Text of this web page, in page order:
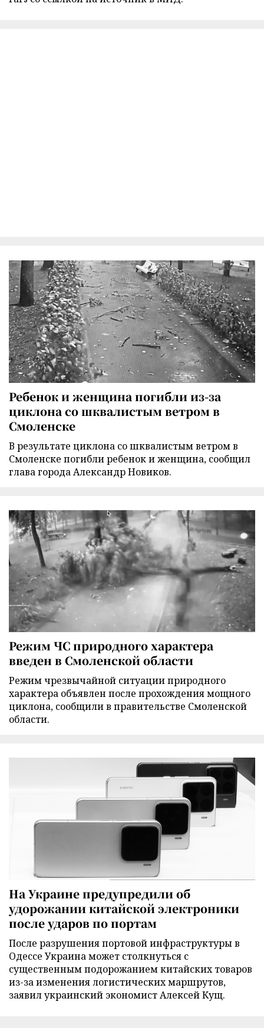
Ребенок и женщина погибли из-за
циклона со шквалистым ветром в
Смоленске
В результате циклона со шквалистым ветром в
Смоленске погибли ребенок и женщина, сообщил
глава города Александр Новиков.
Режим ЧС природного характера
введен в Смоленской области
Режим чрезвычайной ситуации природного
характера объявлен после прохождения мощного
циклона, сообщили в правительстве Смоленской
области.
На Украине предупредили об
удорожании китайской электроники
после ударов по портам
После разрушения портовой инфраструктуры в
Одессе Украина может столкнуться с
существенным подорожанием китайских товаров
из-за изменения логистических маршрутов,
заявил украинский экономист Алексей Кущ.